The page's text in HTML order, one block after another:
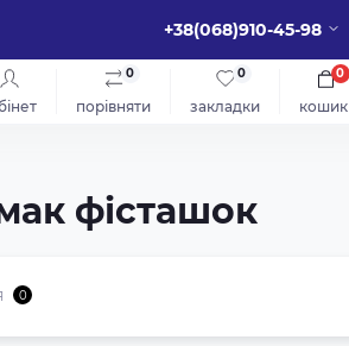
+38(068)910-45-98
порівняти
0
закладки
0
кошик
0
фісташок
0